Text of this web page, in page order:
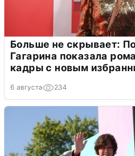
Больше не скрывает:
Гагарина показала
кадры с новым
6 августа 234